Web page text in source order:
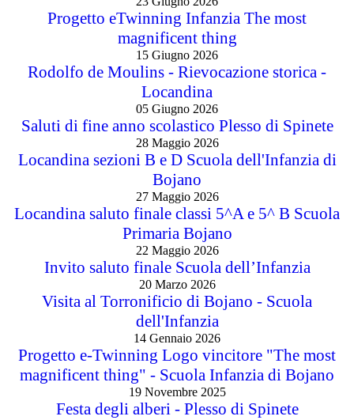
Progetto eTwinning Infanzia The most
magnificent thing
15 Giugno 2026
Rodolfo de Moulins - Rievocazione storica -
Locandina
05 Giugno 2026
Saluti di fine anno scolastico Plesso di Spinete
28 Maggio 2026
Locandina sezioni B e D Scuola dell'Infanzia di
Bojano
27 Maggio 2026
Locandina saluto finale classi 5^A e 5^ B Scuola
Primaria Bojano
22 Maggio 2026
Invito saluto finale Scuola dell’Infanzia
20 Marzo 2026
Visita al Torronificio di Bojano - Scuola
dell'Infanzia
14 Gennaio 2026
Progetto e-Twinning Logo vincitore "The most
magnificent thing" - Scuola Infanzia di Bojano
19 Novembre 2025
Festa degli alberi - Plesso di Spinete